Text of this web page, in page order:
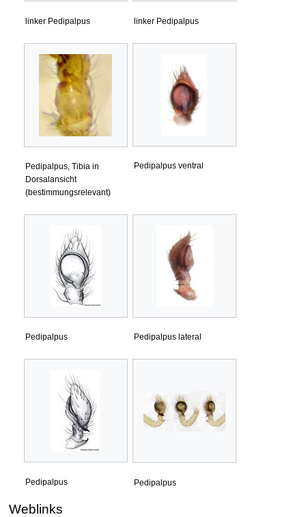
linker Pedipalpus linker Pedipalpus
Pedipalpus, Tibia in
Dorsalansicht
(bestimmungsrelevant)
Pedipalpus ventral
Pedipalpus Pedipalpus lateral
Pedipalpus Pedipalpus
Weblinks